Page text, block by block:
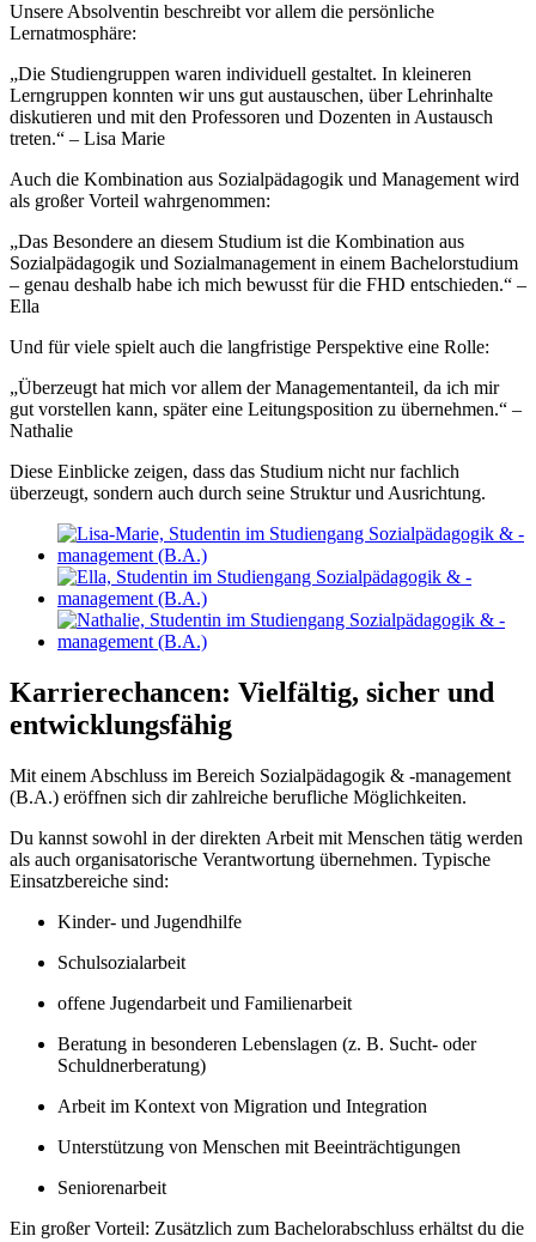
Unsere Absolventin beschreibt vor allem die persönliche
Lernatmosphäre:
„Die Studiengruppen waren individuell gestaltet. In kleineren
Lerngruppen konnten wir uns gut austauschen, über Lehrinhalte
diskutieren und mit den Professoren und Dozenten in Austausch
treten.“ – Lisa Marie
Auch die Kombination aus Sozialpädagogik und Management wird
als großer Vorteil wahrgenommen:
„Das Besondere an diesem Studium ist die Kombination aus
Sozialpädagogik und Sozialmanagement in einem Bachelorstudium
– genau deshalb habe ich mich bewusst für die FHD entschieden.“ –
Ella
Und für viele spielt auch die langfristige Perspektive eine Rolle:
„Überzeugt hat mich vor allem der Managementanteil, da ich mir
gut vorstellen kann, später eine Leitungsposition zu übernehmen.“ –
Nathalie
Diese Einblicke zeigen, dass das Studium nicht nur fachlich
überzeugt, sondern auch durch seine Struktur und Ausrichtung.
Karrierechancen: Vielfältig, sicher und
entwicklungsfähig
Mit einem Abschluss im Bereich Sozialpädagogik & -management
(B.A.) eröffnen sich dir zahlreiche berufliche Möglichkeiten.
Du kannst sowohl in der direkten Arbeit mit Menschen tätig werden
als auch organisatorische Verantwortung übernehmen. Typische
Einsatzbereiche sind:
Kinder- und Jugendhilfe
Schulsozialarbeit
offene Jugendarbeit und Familienarbeit
Beratung in besonderen Lebenslagen (z. B. Sucht- oder
Schuldnerberatung)
Arbeit im Kontext von Migration und Integration
Unterstützung von Menschen mit Beeinträchtigungen
Seniorenarbeit
Ein großer Vorteil: Zusätzlich zum Bachelorabschluss erhältst du die